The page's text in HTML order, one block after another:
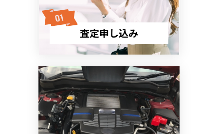
査定申し込み